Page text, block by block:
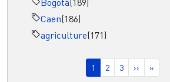
Bogotá(189)
Caen(186)
agriculture(171)
Page courante
1 Page
2 Page
3 Page
›› »